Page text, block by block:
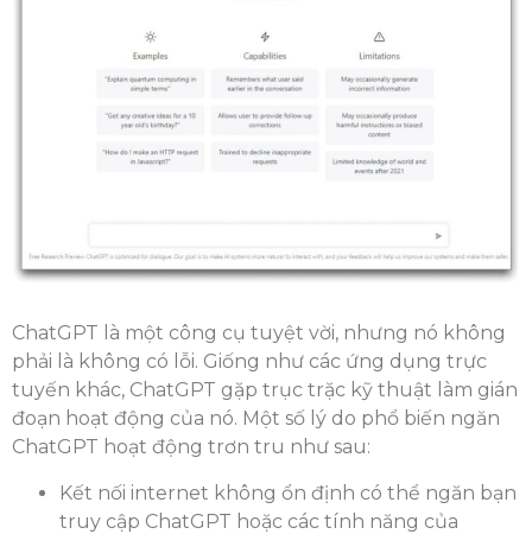
ChatGPT là một công cụ tuyệt vời, nhưng nó không
phải là không có lỗi. Giống như các ứng dụng trực
tuyến khác, ChatGPT gặp trục trặc kỹ thuật làm gián
đoạn hoạt động của nó. Một số lý do phổ biến ngăn
ChatGPT hoạt động trơn tru như sau:
Kết nối internet không ổn định có thể ngăn bạn
truy cập ChatGPT hoặc các tính năng của